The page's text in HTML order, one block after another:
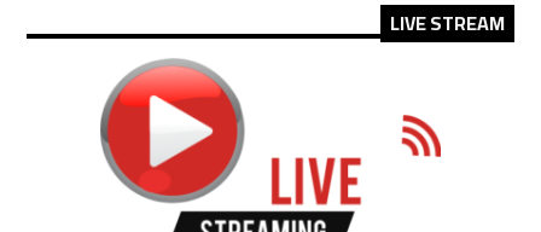
LIVE STREAM